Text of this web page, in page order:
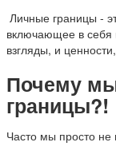
Личные границы -
включающее в себя
взгляды, и
Почему
границы?!
Часто мы просто